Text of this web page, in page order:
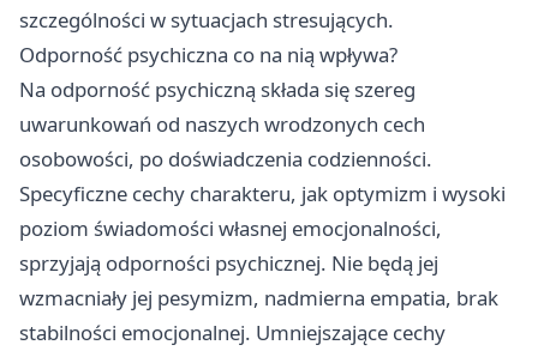
szczególności w sytuacjach stresujących.
Odporność psychiczna co na nią wpływa?
Na odporność psychiczną składa się szereg
uwarunkowań od naszych wrodzonych cech
osobowości, po doświadczenia codzienności.
Specyficzne cechy charakteru, jak optymizm i wysoki
poziom świadomości własnej emocjonalności,
sprzyjają odporności psychicznej. Nie będą jej
wzmacniały jej pesymizm, nadmierna empatia, brak
stabilności emocjonalnej. Umniejszające cechy